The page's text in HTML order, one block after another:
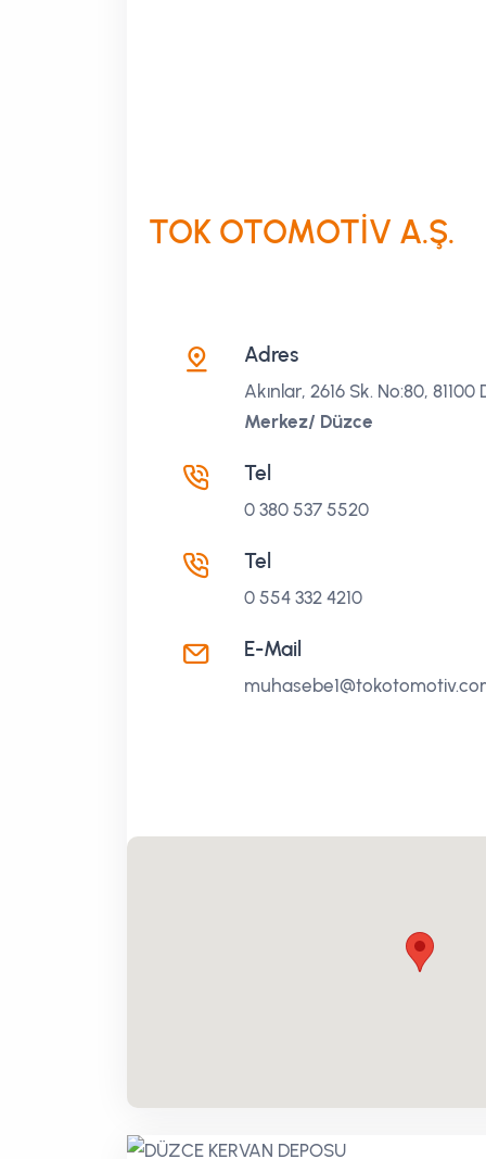
TOK OTOMOTİV A.Ş.
Adres
Akınlar, 2616 Sk. No:80, 81100
Merkez/ Düzce
Tel
0 380 537 5520
Tel
0 554 332 4210
E-Mail